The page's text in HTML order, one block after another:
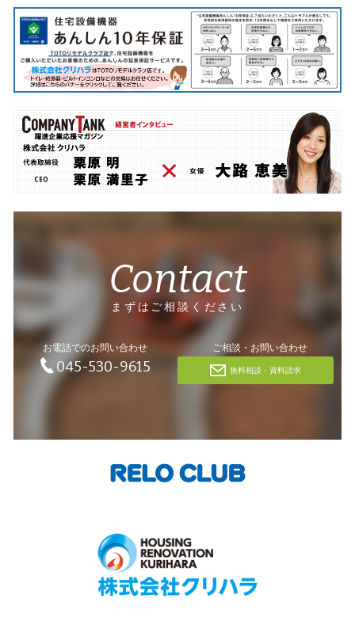
Contact
まずはご相談ください
お電話でのお問い合わせ
045-530-9615
ご相談・お問い合わせ
無料相談・資料請求